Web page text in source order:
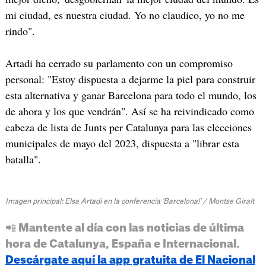
mi ciudad, es nuestra ciudad. Yo no claudico, yo no me
rindo".
Artadi ha cerrado su parlamento con un compromiso
personal: "Estoy dispuesta a dejarme la piel para construir
esta alternativa y ganar Barcelona para todo el mundo, los
de ahora y los que vendrán". Así se ha reivindicado como
cabeza de lista de Junts per Catalunya para las elecciones
municipales de mayo del 2023, dispuesta a "librar esta
batalla".
Imagen principal: Elsa Artadi en la conferencia 'Barcelona!' / Montse Giralt
📲 Mantente al día con las noticias de última
hora de Catalunya, España e Internacional.
Descárgate aquí la app gratuita de El Nacional